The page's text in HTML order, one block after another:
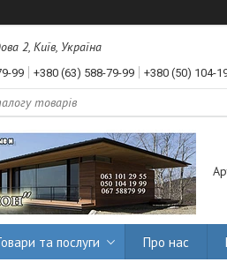
2, Київ, Україна
99 +380 (63) 588-79-99 +380 (50) 104-
та послуги Про нас